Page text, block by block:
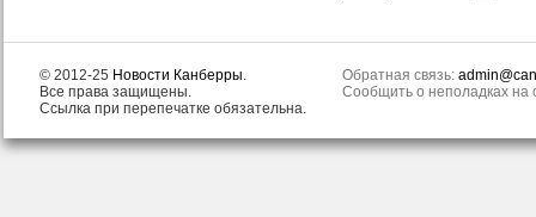
© 2012-25 Новости Канберры.
Все права защищены.
Ссылка при перепечатке обязательна.
Обратная связь:
Сообщить о неполадках на